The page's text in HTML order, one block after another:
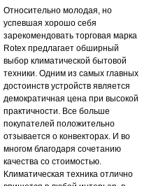
Относительно молодая, но
успевшая хорошо себя
зарекомендовать торговая марка
Rotex предлагает обширный
выбор климатической бытовой
техники. Одним из самых главных
достоинств устройств является
демократичная цена при высокой
практичности. Все больше
покупателей положительно
отзывается о конвекторах. И во
многом благодаря сочетанию
качества со стоимостью.
Климатическая техника отлично